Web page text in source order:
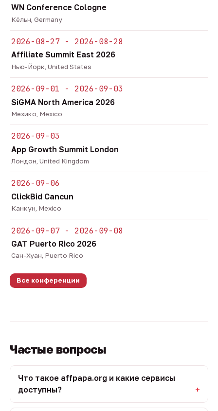
WN Conference Cologne
Кёльн, Germany
2026-08-27 - 2026-08-28
Affiliate Summit East 2026
Нью-Йорк, United States
2026-09-01 - 2026-09-03
SiGMA North America 2026
Мехико, Mexico
2026-09-03
App Growth Summit London
Лондон, United Kingdom
2026-09-06
ClickBid Cancun
Канкун, Mexico
2026-09-07 - 2026-09-08
GAT Puerto Rico 2026
Сан-Хуан, Puerto Rico
Все конференции
Частые вопросы
Что такое affpapa.org и какие сервисы
доступны?